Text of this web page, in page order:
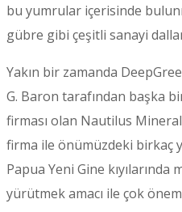
bu yumrular içerisinde
gübre gibi çeşitli sanayi
Yakın bir zamanda
G. Baron tarafından başka
firması olan Nautilus
firma ile önümüzdeki birkaç
Papua Yeni Gine
yürütmek amacı ile çok